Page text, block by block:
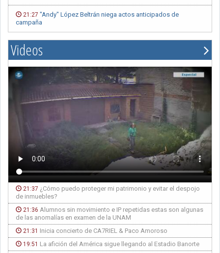
21:27 "Andy" López Beltrán niega actos anticipados de
campaña
Videos
21:37 ¿Cómo puedo proteger mi patrimonio y evitar el despojo
de inmuebles?
21:36 Alumnos sin movimiento e IP repetidas estas son algunas
de las anomalías en examen de la UNAM
21:31 Inicia concierto de CA7RIEL & Paco Amoroso
19:51 La afición del América sigue llegando al Estadio Banorte